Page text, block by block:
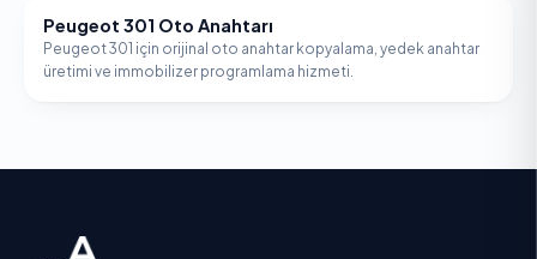
PEUGEOT
Peugeot 301 Oto Anahtarı
Peugeot 301 için orijinal oto anahtar kopyalama, yedek anahtar
üretimi ve immobilizer programlama hizmeti.